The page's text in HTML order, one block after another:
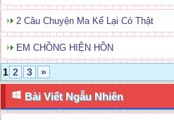
2 Câu Chuyện Ma Kể Lại Có Thật
EM CHỒNG HIỆN HỒN
1 2 3 »
Bài Viết Ngẫu Nhiên